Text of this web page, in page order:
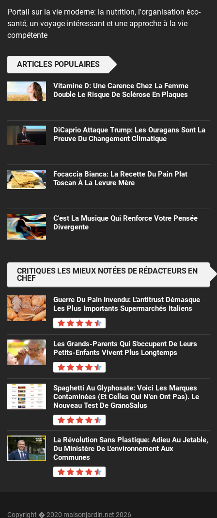
Portail sur la vie moderne: la nutrition, l'organisation éco-
santé, un voyage intéressant et une approche à la vie
compétente
ARTICLES POPULAIRES
Vitamine D: Une Carence Chez La Femme
Double Le Risque De Sclérose En Plaques
DiCaprio Attaque Trump: Les Ouragans Sont La
Preuve Du Changement Climatique
Focaccia Bianca: La Recette Du Pain Plat
Toscan À La Levure Mère
C'est La Musique Qui Renforce Votre Pensée
Divergente
CRITIQUES LES MIEUX NOTÉES DE RÉDACTEURS EN
CHEF
Guerre Du Pain Invendu: L'antitrust Démasque
Les Plus Importants Supermarchés Italiens
Les Grands-Parents Qui S'occupent De Leurs
Petits-Enfants Vivent Plus Longtemps
Spaghetti Au Glyphosate: Voici Les Marques
Contaminées (et Celles Qui N'en Ont Pas). Le
Nouveau Test De GranoSalus
La Révolution Sans Plastique: Adieu Au Jetable,
Du Ministère De L'environnement Aux
Communes
Copyright � 2020 maisonjardin.net 2026